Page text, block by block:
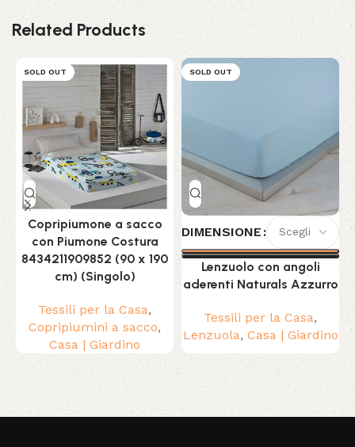
Related Products
SOLD OUT
Copripiumone a sacco
con Piumone Costura
8434211909852 (90 x 190
cm) (Singolo)
Tessili per la Casa,
Copripiumini a sacco,
Casa | Giardino
SOLD OUT
DIMENSIONE
Lenzuolo con angoli
aderenti Naturals Azzurro
Tessili per la Casa,
Lenzuola, Casa | Giardino
Read More